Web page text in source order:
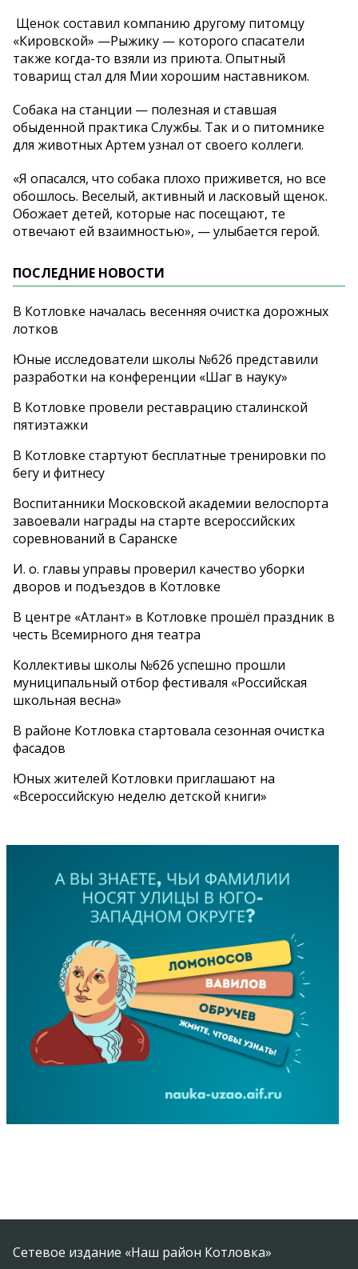
Щенок составил компанию другому питомцу
«Кировской» —Рыжику — которого спасатели
также когда-то взяли из приюта. Опытный
товарищ стал для Мии хорошим наставником.
Собака на станции — полезная и ставшая
обыденной практика Службы. Так и о питомнике
для животных Артем узнал от своего коллеги.
«Я опасался, что собака плохо приживется, но все
обошлось. Веселый, активный и ласковый щенок.
Обожает детей, которые нас посещают, те
отвечают ей взаимностью», — улыбается герой.
ПОСЛЕДНИЕ НОВОСТИ
В Котловке началась весенняя очистка дорожных
лотков
Юные исследователи школы №626 представили
разработки на конференции «Шаг в науку»
В Котловке провели реставрацию сталинской
пятиэтажки
В Котловке стартуют бесплатные тренировки по
бегу и фитнесу
Воспитанники Московской академии велоспорта
завоевали награды на старте всероссийских
соревнований в Саранске
И. о. главы управы проверил качество уборки
дворов и подъездов в Котловке
В центре «Атлант» в Котловке прошёл праздник в
честь Всемирного дня театра
Коллективы школы №626 успешно прошли
муниципальный отбор фестиваля «Российская
школьная весна»
В районе Котловка стартовала сезонная очистка
фасадов
Юных жителей Котловки приглашают на
«Всероссийскую неделю детской книги»
Сетевое издание «Наш район Котловка»